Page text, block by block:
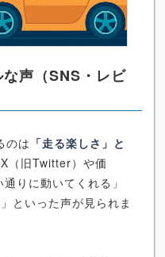
声（SNS・レビ
のは 「走る楽しさ」と
（旧Twitter）や価
りに動いてくれる」
といった声が見られま